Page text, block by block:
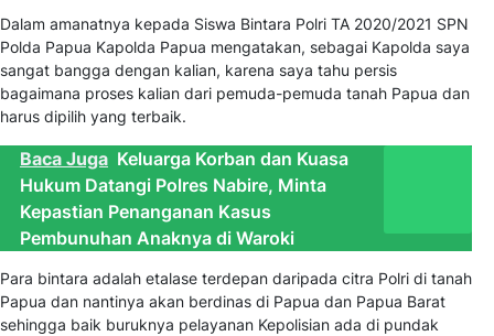
Dalam amanatnya kepada Siswa Bintara Polri TA 2020/2021 SPN
Polda Papua Kapolda Papua mengatakan, sebagai Kapolda saya
sangat bangga dengan kalian, karena saya tahu persis
bagaimana proses kalian dari pemuda-pemuda tanah Papua dan
harus dipilih yang terbaik.
Baca Juga Keluarga Korban dan Kuasa
Hukum Datangi Polres Nabire, Minta
Kepastian Penanganan Kasus
Pembunuhan Anaknya di Waroki
Para bintara adalah etalase terdepan daripada citra Polri di tanah
Papua dan nantinya akan berdinas di Papua dan Papua Barat
sehingga baik buruknya pelayanan Kepolisian ada di pundak